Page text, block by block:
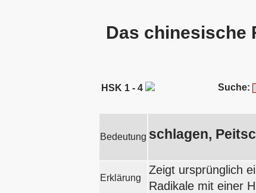
Das chinesische
HSK 1 - 4 Suche:
Bedeutung schlagen,
Erklärung
Zeigt ursprünglich
Radikale mit einer